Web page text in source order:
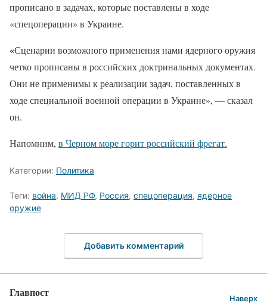
прописано в задачах, которые поставлены в ходе
«спецоперации» в Украине.
«Сценарии возможного применения нами ядерного оружия
четко прописаны в российских доктринальных документах.
Они не применимы к реализации задач, поставленных в
ходе специальной военной операции в Украине», — сказал
он.
Напомним, в Черном море горит российский фрегат.
Категории: Политика
Теги: война, МИД РФ, Россия, спецоперация, ядерное
оружие
Добавить комментарий
Главпост Наверх